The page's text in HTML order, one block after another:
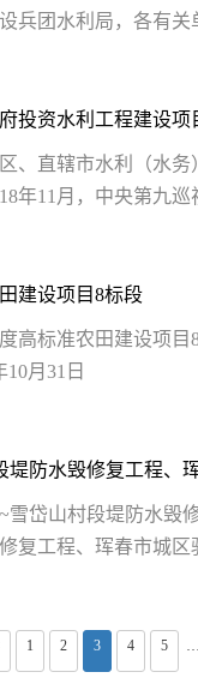
兵团水利局，各有关
投资水利工程建设
、直辖市水利（水
年11月，中央第九巡
建设项目8标段
高标准农田建设项
月31日
雪岱山村段堤防水毁
复工程、珲春市城区
1 2 3 4 5 ···